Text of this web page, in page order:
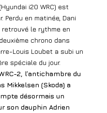
i20 WRC) est
Perdu en matinée, Dani
retrouvé le rythme en
chrono dans
Louis Loubet a subi un
spéciale du jour.
2, l’antichambre du
Mikkelsen (Skoda) a
désormais un
son dauphin Adrien